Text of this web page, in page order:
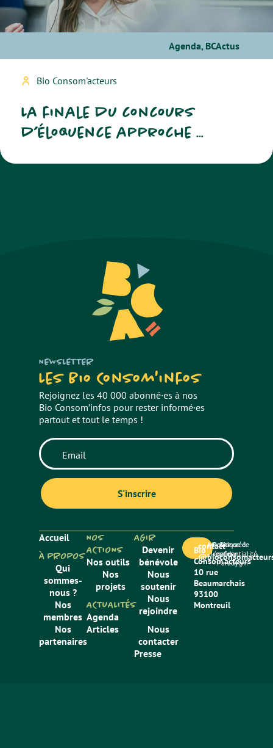
Agenda, BCActus
Bio Consom'acteurs
La finale du concours
d’éloquence approche …
NEWSLETTER
Les Bio Consom'infos
Rejoignez les 40 000 abonné·es à nos
Bio Consom’infos pour rester informé·es
partout et tout le temps !
Accueil
À PROPOS
Qui
sommes-
nous ?
Nos
membres
Nos
partenaires
NOS
ACTIONS
Nos outils
Nos
projets
ACTUALITÉS
Agenda
Articles
AGIR
Devenir
bénévole
Nous
soutenir
Nous
rejoindre
Nous
contacter
Presse
Bio
Consom’acteurs
10 rue
Beaumarchais
93100
Montreuil
contact
Mentions
légales
Politique de
confidentialité
Site créé
par
Paradygm